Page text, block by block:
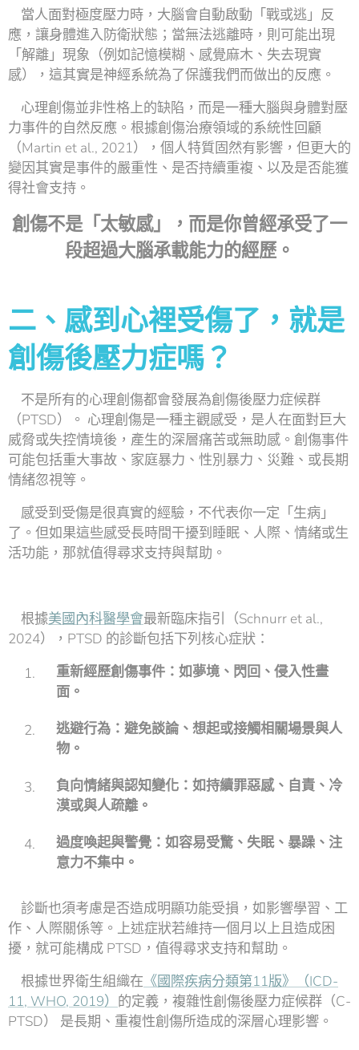
當人面對極度壓力時，大腦會自動啟動「戰或逃」反
應，讓身體進入防衛狀態；當無法逃離時，則可能出現
「解離」現象（例如記憶模糊、感覺麻木、失去現實
感），這其實是神經系統為了保護我們而做出的反應。
心理創傷並非性格上的缺陷，而是一種大腦與身體對壓
力事件的自然反應。根據創傷治療領域的系統性回顧
（Martin et al., 2021），個人特質固然有影響，但更大的
變因其實是事件的嚴重性、是否持續重複、以及是否能獲
得社會支持。
創傷不是「太敏感」，而是你曾經承受了一
段超過大腦承載能力的經歷。
二、感到心裡受傷了，就是
創傷後壓力症嗎？
不是所有的心理創傷都會發展為創傷後壓力症候群
（PTSD）。 心理創傷是一種主觀感受，是人在面對巨大
威脅或失控情境後，產生的深層痛苦或無助感。創傷事件
可能包括重大事故、家庭暴力、性別暴力、災難、或長期
情緒忽視等。
感受到受傷是很真實的經驗，不代表你一定「生病」
了。但如果這些感受長時間干擾到睡眠、人際、情緒或生
活功能，那就值得尋求支持與幫助。
根據美國內科醫學會最新臨床指引（Schnurr et al.,
2024），PTSD 的診斷包括下列核心症狀：
重新經歷創傷事件：如夢境、閃回、侵入性畫
面。
逃避行為：避免談論、想起或接觸相關場景與人
物。
負向情緒與認知變化：如持續罪惡感、自責、冷
漠或與人疏離。
過度喚起與警覺：如容易受驚、失眠、暴躁、注
意力不集中。
診斷也須考慮是否造成明顯功能受損，如影響學習、工
作、人際關係等。上述症狀若維持一個月以上且造成困
擾，就可能構成 PTSD，值得尋求支持和幫助。
根據世界衛生組織在 《國際疾病分類第11版》（ICD-
11, WHO, 2019） 的定義，複雜性創傷後壓力症候群（C-
PTSD） 是長期、重複性創傷所造成的深層心理影響。